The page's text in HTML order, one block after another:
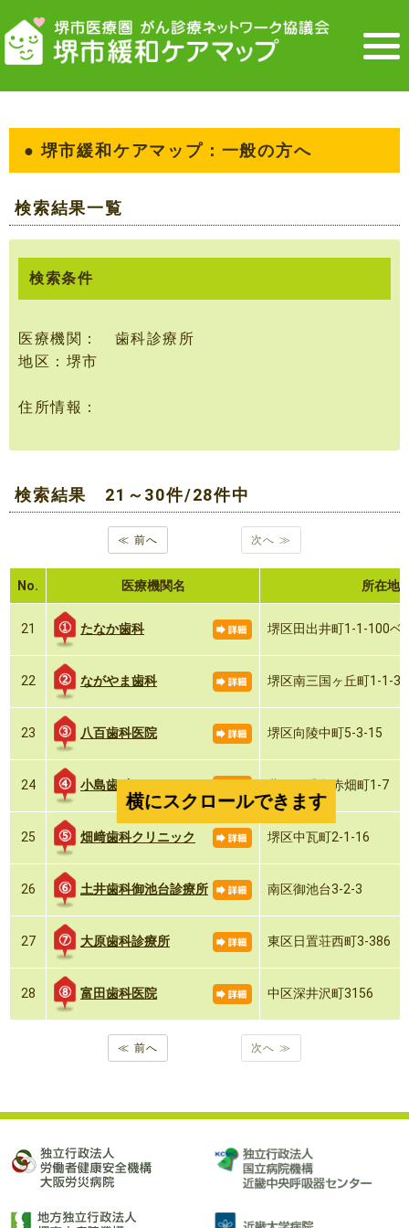
● 堺市緩和ケアマップ：一般の方へ
検索結果一覧
検索条件
医療機関： 歯科診療所
地区：堺市
住所情報：
検索結果 21～30件/28件中
≪ 前へ 次へ ≫
No. 医療機関名 所在地
21 たなか歯科 堺区田出井町1-1-100ベ
22 ながやま歯科 堺区南三国ヶ丘町1-1-3
23 八百歯科医院 堺区向陵中町5-3-15
24 小島歯科 北区百舌鳥赤畑町1-7
25 畑﨑歯科クリニック 堺区中瓦町2-1-16
26 土井歯科御池台診療所 南区御池台3-2-3
27 大原歯科診療所 東区日置荘西町3-386
28 富田歯科医院 中区深井沢町3156
横にスクロールできます
≪ 前へ 次へ ≫